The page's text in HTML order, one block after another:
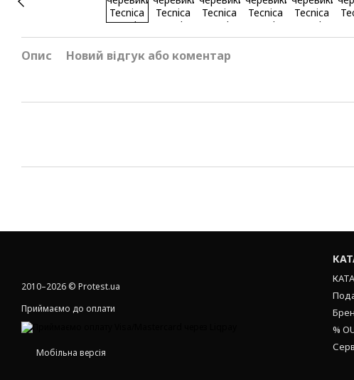
Опис Новий відгук або коментар
2010–2026 © Protest.ua
Приймаємо до оплати
Мобільна версія
%